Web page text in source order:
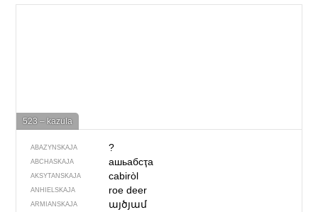
523 – kazula
ABAZYNSKAJA ?
ABCHASKAJA ашьабсҭа
AKSYTANSKAJA cabiròl
ANHIELSKAJA roe deer
ARMIANSKAJA այծյամ